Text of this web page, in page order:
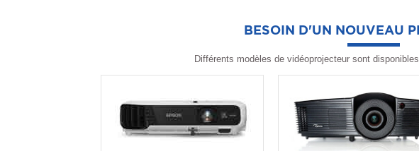
BESOIN D'UN NOUVEAU
Différents modèles de vidéoprojecteur sont